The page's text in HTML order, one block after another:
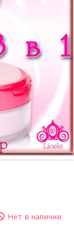
Нет в наличии